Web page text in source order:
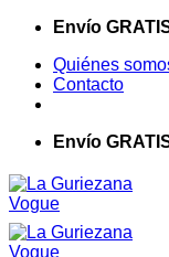
Saltar
contenido
Envío
Quiénes
Contacto
Envío